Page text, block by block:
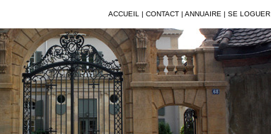
ACCUEIL | CONTACT | ANNUAIRE | SE LOGUER